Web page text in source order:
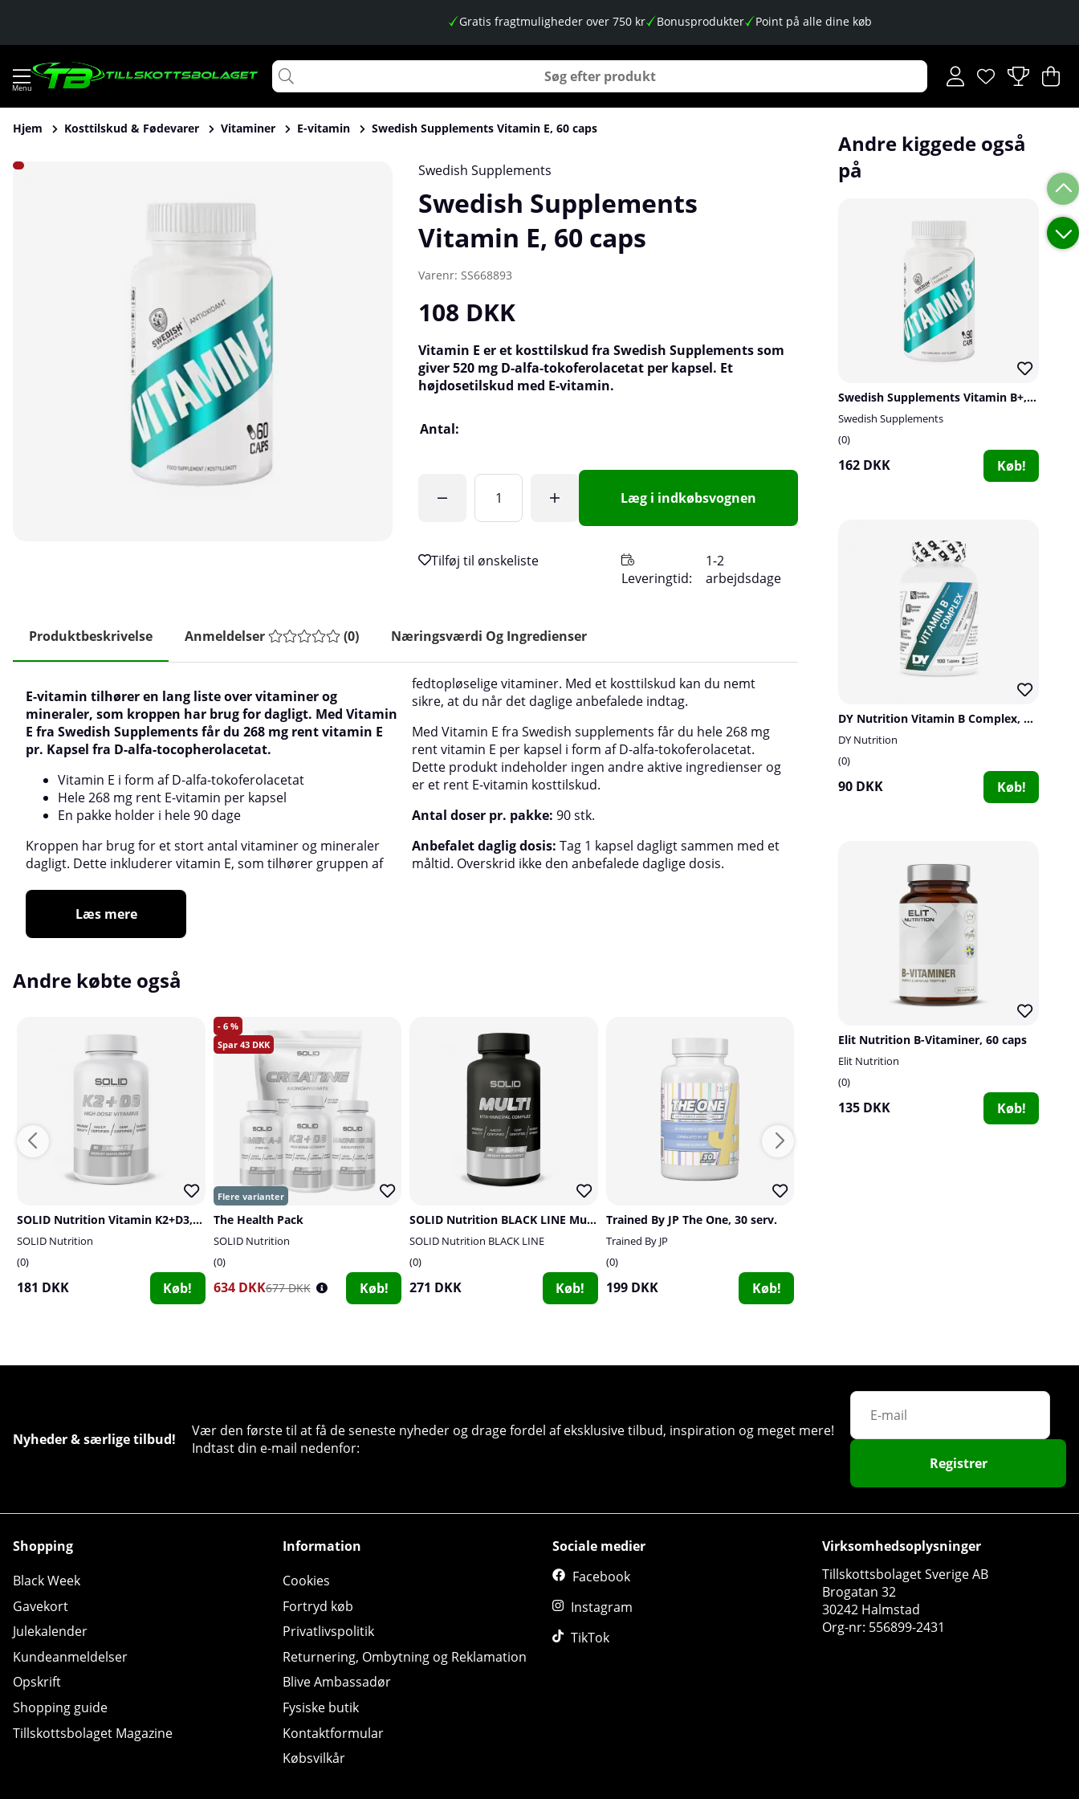
Gratis fragtmuligheder over 750 kr Bonusprodukter Point på alle dine køb
Ønskeliste
Antal på
.
.
Hjem Kosttilskud & Fødevarer Vitaminer E-vitamin Swedish Supplements Vitamin E, 60 caps
Produktbilleder Swedish Supplements Vitamin E, 60 caps Swedish Supplements
Swedish Supplements
Vitamin E, 60 caps
Varenr: SS668893
108 DKK
Vitamin E er et kosttilskud fra Swedish Supplements som
giver 520 mg D-alfa-tokoferolacetat per kapsel. Et
højdosetilskud med E-vitamin.
Antal:
Læg i indkøbsvognen
Leveringtid:
1-2
arbejdsdage
Andre kiggede også
på
Swedish Supplements Vitamin B+, 90 caps
Swedish Supplements
0
162 DKK Køb!
DY Nutrition Vitamin B Complex, 100 tabs
DY Nutrition
0
90 DKK Køb!
Elit Nutrition B-Vitaminer, 60 caps
Elit Nutrition
0
135 DKK Køb!
72 DKK
63
Produktbeskrivelse Anmeldelser (0) Næringsværdi Og Ingredienser
E-vitamin tilhører en lang liste over vitaminer og
mineraler, som kroppen har brug for dagligt. Med Vitamin
E fra Swedish Supplements får du 268 mg rent vitamin E
pr. Kapsel fra D-alfa-tocopherolacetat.
Vitamin E i form af D-alfa-tokoferolacetat
Hele 268 mg rent E-vitamin per kapsel
En pakke holder i hele 90 dage
Kroppen har brug for et stort antal vitaminer og mineraler
dagligt. Dette inkluderer vitamin E, som tilhører gruppen af ​​
fedtopløselige vitaminer. Med et kosttilskud kan du nemt
sikre, at du når det daglige anbefalede indtag.
Med Vitamin E fra Swedish supplements får du hele 268 mg
rent vitamin E per kapsel i form af D-alfa-tokoferolacetat.
Dette produkt indeholder ingen andre aktive ingredienser og
er et rent E-vitamin kosttilskud.
Antal doser pr. pakke: 90 stk.
Anbefalet daglig dosis: Tag 1 kapsel dagligt sammen med et
måltid. Overskrid ikke den anbefalede daglige dosis.
Læs mere
Andre købte også
SOLID Nutrition Vitamin K2+D3, 90 caps
SOLID Nutrition
0
181 DKK Køb!
6
43
The Health Pack
SOLID Nutrition
0
634 DKK677 DKK Køb!
SOLID Nutrition BLACK LINE Multi, 90 mega caps
SOLID Nutrition BLACK LINE
0
271 DKK Køb!
Trained By JP The One, 30 serv.
Trained By JP
0
199 DKK Køb!
Nyheder & særlige tilbud!
Vær den første til at få de seneste nyheder og drage fordel af eksklusive tilbud, inspiration og meget mere!
Indtast din e-mail nedenfor:
Registrer
Shopping
Black Week
Gavekort
Julekalender
Kundeanmeldelser
Opskrift
Shopping guide
Tillskottsbolaget Magazine
Information
Cookies
Fortryd køb
Privatlivspolitik
Returnering, Ombytning og Reklamation
Blive Ambassadør
Fysiske butik
Kontaktformular
Købsvilkår
Sociale medier
Facebook
Instagram
TikTok
Virksomhedsoplysninger
Tillskottsbolaget Sverige AB
Brogatan 32
30242 Halmstad
Org-nr: 556899-2431